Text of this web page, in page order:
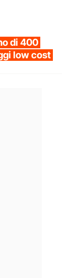
di 400
low cost